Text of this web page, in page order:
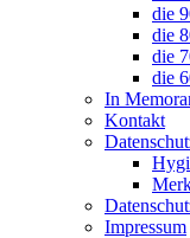
die
die
die
die
In
Kontakt
Impressum